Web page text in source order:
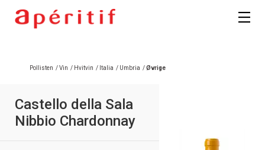
Pollisten /Vin / Hvitvin / Italia / Umbria /Øvrige
Castello della Sala
Nibbio Chardonnay